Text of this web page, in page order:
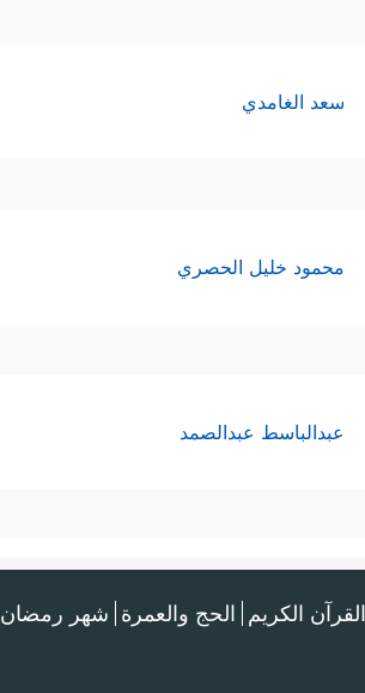
سعد الغامدي
محمود خليل الحصري
عبدالباسط عبدالصمد
القرآن الكريم الحج والعمرة شهر رمضان